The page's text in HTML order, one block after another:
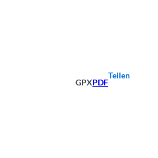
GPXPDF
Teilen